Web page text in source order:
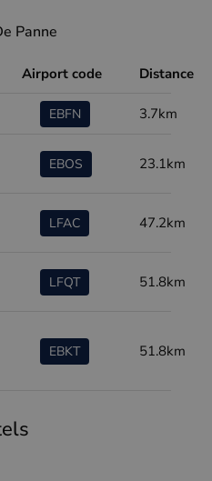
Panne
Airport code Distance
EBFN 3.7km
EBOS 23.1km
LFAC 47.2km
LFQT 51.8km
EBKT 51.8km